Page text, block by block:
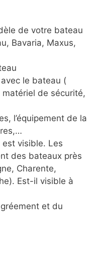
de votre bateau
Bavaria, Maxus,
le bateau (
de sécurité,
l’équipement de la
visible. Les
des bateaux près
Charente,
Est-il visible à
et du